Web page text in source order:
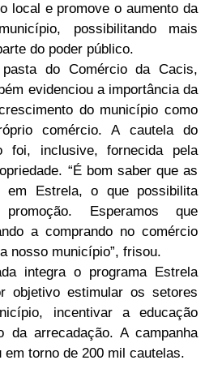
local e promove o aumento da
possibilitando mais
do poder público.
pasta do Comércio da Cacis,
evidenciou a importância da
do município como
comércio. A cautela do
foi, inclusive, fornecida pela
“É bom saber que as
em Estrela, o que possibilita
Esperamos que
a comprando no comércio
nosso município”, frisou.
integra o programa Estrela
objetivo estimular os setores
incentivar a educação
da arrecadação. A campanha
torno de 200 mil cautelas.